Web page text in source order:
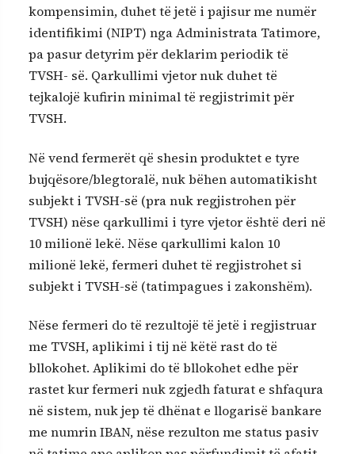
kompensimin, duhet të jetë i pajisur me numër
identifikimi (NIPT) nga Administrata Tatimore,
pa pasur detyrim për deklarim periodik të
TVSH- së. Qarkullimi vjetor nuk duhet të
tejkalojë kufirin minimal të regjistrimit për
TVSH.
Në vend fermerët që shesin produktet e tyre
bujqësore/blegtoralë, nuk bëhen automatikisht
subjekt i TVSH-së (pra nuk regjistrohen për
TVSH) nëse qarkullimi i tyre vjetor është deri në
10 milionë lekë. Nëse qarkullimi kalon 10
milionë lekë, fermeri duhet të regjistrohet si
subjekt i TVSH-së (tatimpagues i zakonshëm).
Nëse fermeri do të rezultojë të jetë i regjistruar
me TVSH, aplikimi i tij në këtë rast do të
bllokohet. Aplikimi do të bllokohet edhe për
rastet kur fermeri nuk zgjedh faturat e shfaqura
në sistem, nuk jep të dhënat e llogarisë bankare
me numrin IBAN, nëse rezulton me status pasiv